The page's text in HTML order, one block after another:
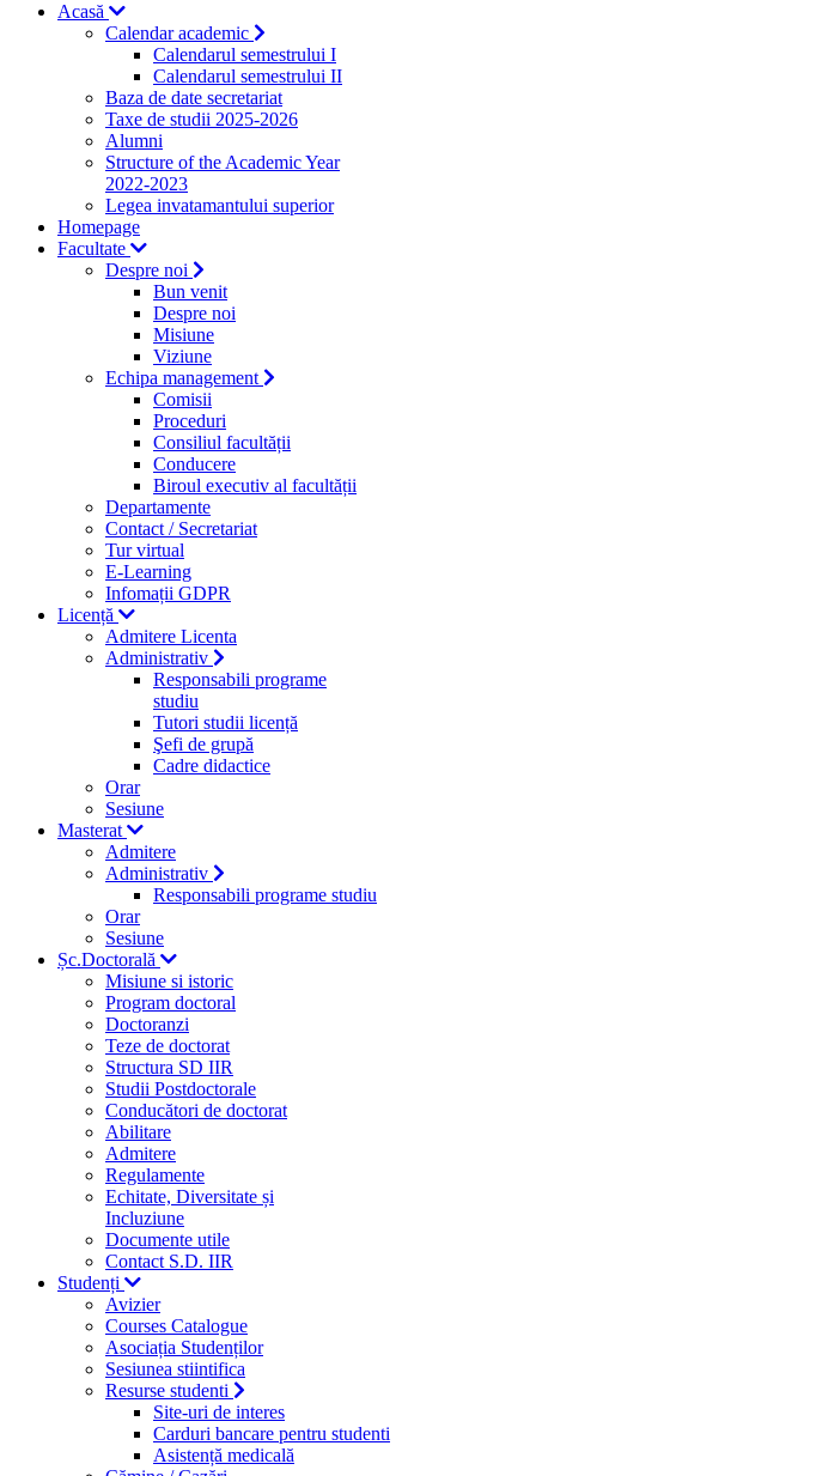
Acasă
Calendar academic
Calendarul semestrului I
Calendarul semestrului II
Baza de date secretariat
Taxe de studii 2025-2026
Alumni
Structure of the Academic Year
2022-2023
Legea invatamantului superior
Homepage
Facultate
Despre noi
Bun venit
Despre noi
Misiune
Viziune
Echipa management
Comisii
Proceduri
Consiliul facultății
Conducere
Biroul executiv al facultății
Departamente
Contact / Secretariat
Tur virtual
E-Learning
Infomații GDPR
Licență
Admitere Licenta
Administrativ
Responsabili programe
studiu
Tutori studii licență
Şefi de grupă
Cadre didactice
Orar
Sesiune
Masterat
Admitere
Administrativ
Responsabili programe studiu
Orar
Sesiune
Șc.Doctorală
Misiune si istoric
Program doctoral
Doctoranzi
Teze de doctorat
Structura SD IIR
Studii Postdoctorale
Conducători de doctorat
Abilitare
Admitere
Regulamente
Echitate, Diversitate și
Incluziune
Documente utile
Contact S.D. IIR
Studenți
Avizier
Courses Catalogue
Asociația Studenților
Sesiunea stiintifica
Resurse studenti
Site-uri de interes
Carduri bancare pentru studenti
Asistență medicală